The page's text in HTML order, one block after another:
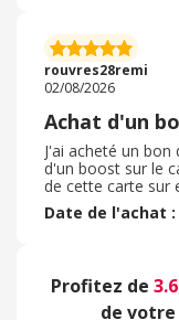
son temps et une
sont proposés en
arrêter de soutenir
rouvres28remi
02/08/2026
Achat d'un
J'ai acheté un
d'un boost sur le
de cette carte sur
effectuer sur
rapidement en
visible sur le bon
bon est utilisable
profiter des
Date de l'achat :
Profitez de
de